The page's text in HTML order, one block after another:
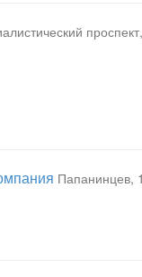
Папанинцев,